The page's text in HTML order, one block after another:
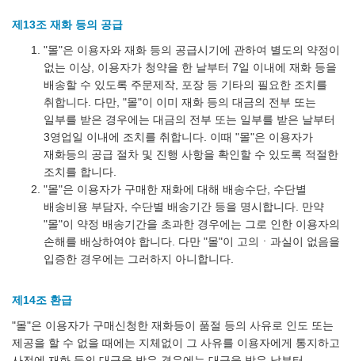
제13조 재화 등의 공급
"몰"은 이용자와 재화 등의 공급시기에 관하여 별도의 약정이
없는 이상, 이용자가 청약을 한 날부터 7일 이내에 재화 등을
배송할 수 있도록 주문제작, 포장 등 기타의 필요한 조치를
취합니다. 다만, "몰"이 이미 재화 등의 대금의 전부 또는
일부를 받은 경우에는 대금의 전부 또는 일부를 받은 날부터
3영업일 이내에 조치를 취합니다. 이때 "몰"은 이용자가
재화등의 공급 절차 및 진행 사항을 확인할 수 있도록 적절한
조치를 합니다.
"몰"은 이용자가 구매한 재화에 대해 배송수단, 수단별
배송비용 부담자, 수단별 배송기간 등을 명시합니다. 만약
"몰"이 약정 배송기간을 초과한 경우에는 그로 인한 이용자의
손해를 배상하여야 합니다. 다만 "몰"이 고의ㆍ과실이 없음을
입증한 경우에는 그러하지 아니합니다.
제14조 환급
"몰"은 이용자가 구매신청한 재화등이 품절 등의 사유로 인도 또는
제공을 할 수 없을 때에는 지체없이 그 사유를 이용자에게 통지하고